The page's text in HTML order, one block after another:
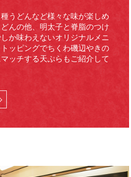
うどんなど様々な味が楽しめ
んの他、明太子と脊脂のつけ
か味わえないオリジナルメニ
ッピングでちくわ磯辺やきの
ッチする天ぷらもご紹介して